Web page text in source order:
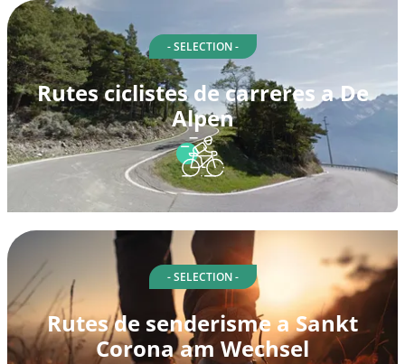
- SELECTION -
Rutes ciclistes de carreres a De
Alpen
- SELECTION -
Rutes de senderisme a Sankt
Corona am Wechsel